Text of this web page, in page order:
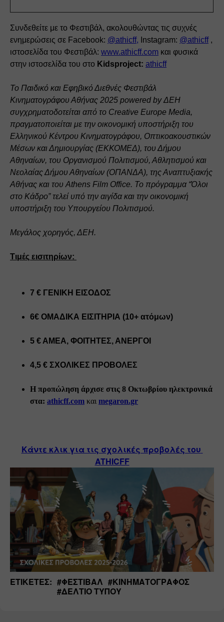
Συνδεθείτε με το Φεστιβάλ, ακολουθώντας τις συχνές
ενημερώσεις σε Facebook: @athicff, Instagram: @athicff ,
ιστοσελίδα του Φεστιβάλ: www.athicff.com και φυσικά
στην ιστοσελίδα του στο Kidsproject: athicff
Το Παιδικό και Εφηβικό Διεθνές Φεστιβάλ
Κινηματογράφου Αθήνας 2025 powered by ΔΕΗ
συγχρηματοδοτείται από το Creative Europe Media,
πραγματοποιείται με την οικονομική υποστήριξη του
Ελληνικού Κέντρου Κινηματογράφου, Οπτικοακουστικών
Μέσων και Δημιουργίας (ΕΚΚΟΜΕΔ), του Δήμου
Αθηναίων, του Οργανισμού Πολιτισμού, Αθλητισμού και
Νεολαίας Δήμου Αθηναίων (ΟΠΑΝΔΑ), της Αναπτυξιακής
Αθήνας και του Athens Film Office. To πρόγραμμα “Όλοι
στο Κάδρο” τελεί υπό την αιγίδα και την οικονομική
υποστήριξη του Υπουργείου Πολιτισμού.
Μεγάλος χορηγός, ΔΕΗ.
Τιμές εισιτηρίων:
7 € ΓΕΝΙΚΗ ΕΙΣΟΔΟΣ
6€ ΟΜΑΔΙΚΑ ΕΙΣΙΤΗΡΙΑ (10+ ατόμων)
5 € ΑΜΕΑ, ΦΟΙΤΗΤΕΣ, ΑΝΕΡΓΟΙ
4,5 € ΣΧΟΛΙΚΕΣ ΠΡΟΒΟΛΕΣ
H προπώληση άρχισε στις 8 Οκτωβρίου ηλεκτρονικά
στα: athicff.com και megaron.gr
Κάντε κλικ για τις σχολικές προβολές του
ATHICFF
ΕΤΙΚΈΤΕΣ: #ΦΕΣΤΙΒΆΛ #ΚΙΝΗΜΑΤΟΓΡΆΦΟΣ
#ΔΕΛΤΊΟ ΤΎΠΟΥ